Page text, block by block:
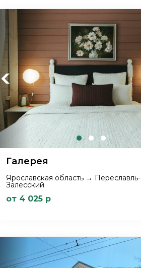
Previous
Галерея
Ярославская область → Переславль-
Залесский
от 4 025 р